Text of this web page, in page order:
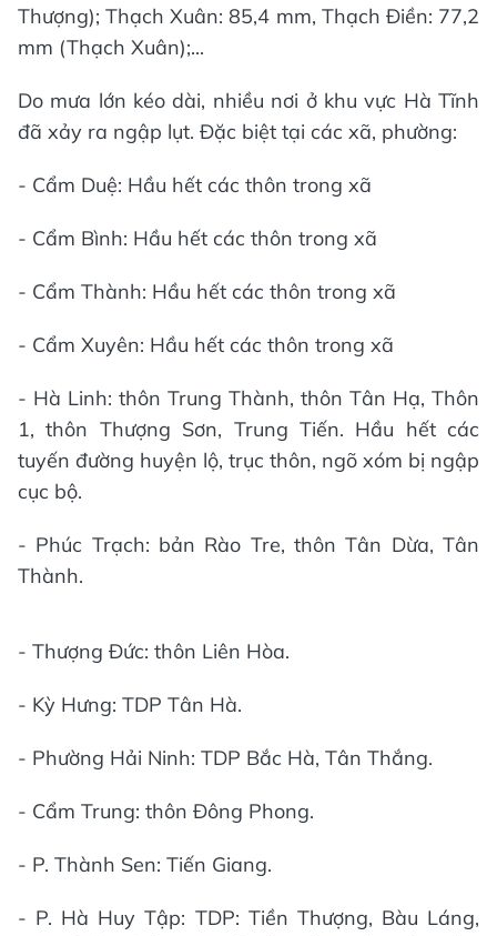
Thượng); Thạch Xuân: 85,4 mm, Thạch Điền: 77,2
mm (Thạch Xuân);...
Do mưa lớn kéo dài, nhiều nơi ở khu vực Hà Tĩnh
đã xảy ra ngập lụt. Đặc biệt tại các xã, phường:
- Cẩm Duệ: Hầu hết các thôn trong xã
- Cẩm Bình: Hầu hết các thôn trong xã
- Cẩm Thành: Hầu hết các thôn trong xã
- Cẩm Xuyên: Hầu hết các thôn trong xã
- Hà Linh: thôn Trung Thành, thôn Tân Hạ, Thôn
1, thôn Thượng Sơn, Trung Tiến. Hầu hết các
tuyến đường huyện lộ, trục thôn, ngõ xóm bị ngập
cục bộ.
- Phúc Trạch: bản Rào Tre, thôn Tân Dừa, Tân
Thành.
- Thượng Đức: thôn Liên Hòa.
- Kỳ Hưng: TDP Tân Hà.
- Phường Hải Ninh: TDP Bắc Hà, Tân Thắng.
- Cẩm Trung: thôn Đông Phong.
- P. Thành Sen: Tiến Giang.
- P. Hà Huy Tập: TDP: Tiền Thượng, Bàu Láng,